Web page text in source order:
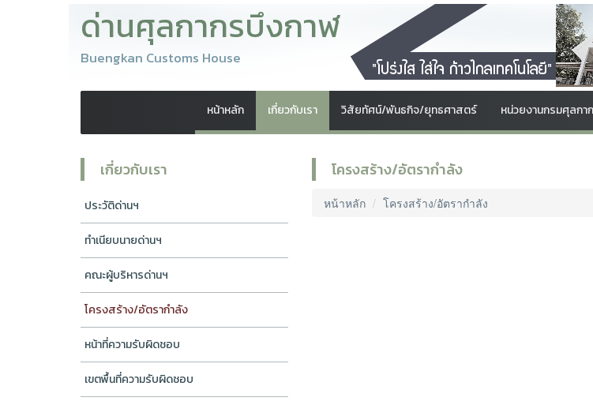
ด่านศุลกากรบึงกาฬ
Buengkan Customs House
หน้าหลัก เกี่ยวกับเรา วิสัยทัศน์/พันธกิจ/ยุทธศาสตร์ หน่วยงานกรมศุลกา
เกี่ยวกับเรา
ประวัติด่านฯ
ทำเนียบนายด่านฯ
คณะผู้บริหารด่านฯ
โครงสร้าง/อัตรากำลัง
หน้าที่ความรับผิดชอบ
เขตพื้นที่ความรับผิดชอบ
โครงสร้าง/อัตรากำลัง
หน้าหลัก โครงสร้าง/อัตรากำลัง